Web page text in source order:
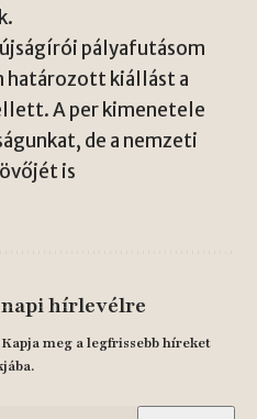
pályafutásom
határozott kiállást a
A per kimenetele
de a nemzeti
is
hírlevélre
meg a legfrissebb híreket